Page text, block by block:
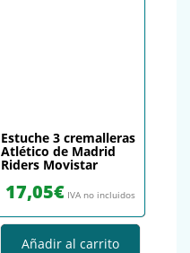
Estuche 3 cremalleras
Atlético de Madrid
Riders Movistar
17,05€ IVA no incluidos
Añadir al carrito